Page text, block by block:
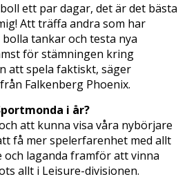
ett par dagar, det är det bästa
Att träffa andra som har
tankar och testa nya
för stämningen kring
att spela faktiskt, säger
Falkenberg Phoenix.
i år?
att kunna visa våra nybörjare
få mer spelerfarenhet med allt
och laganda framför att vinna
allt i Leisure-divisionen.